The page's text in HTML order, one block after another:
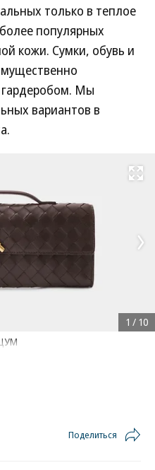
только в теплое
популярных
кожи. Сумки, обувь и
гардеробом. Мы
вариантов в
Развернуть
1 / 10
Поделиться